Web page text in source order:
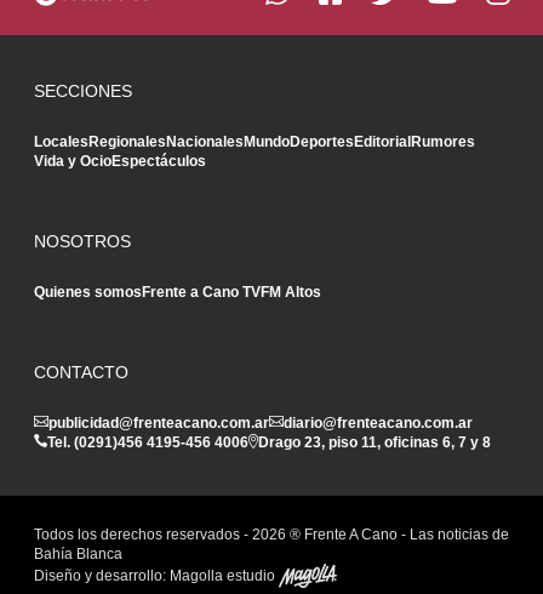
SECCIONES
LocalesRegionalesNacionalesMundoDeportesEditorialRumores
Vida y OcioEspectáculos
NOSOTROS
Quienes somosFrente a Cano TVFM Altos
CONTACTO
publicidad@frenteacano.com.ar
diario@frenteacano.com.ar
Tel. (0291)456 4195-456 4006 Drago 23, piso 11, oficinas 6, 7 y 8
Todos los derechos reservados - 2026 ® Frente A Cano - Las noticias de
Bahía Blanca
Diseño y desarrollo: Magolla estudio